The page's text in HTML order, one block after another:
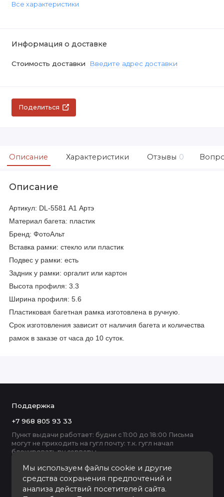
Все характеристики
Информация о доставке
Стоимость доставки Введите адрес доставки
Поделиться
Описание Характеристики Отзывы 0
Описание
Артикул: DL-5581 А1 Артэ
Материал багета: пластик
Бренд: ФотоАльт
Вставка рамки: стекло или пластик
Подвес у рамки: есть
Задник у рамки: оргалит или картон
Высота профиля: 3.3
Ширина профиля: 5.6
Пластиковая багетная рамка изготовлена в ручную.
Срок изготовления зависит от наличия багета и количества
рамок в заказе от часа до 10 суток.
Мы используем файлы cookie и другие
средства сохранения предпочтений и
анализа действий посетителей сайта.
Поддержка
+7 968 805 93 33
Пункт выдачи работает: будни с 11:00 до 18:00 Письма
могут не приходить на гугл почту: т.к. гугл начал
блокировать ру серверы